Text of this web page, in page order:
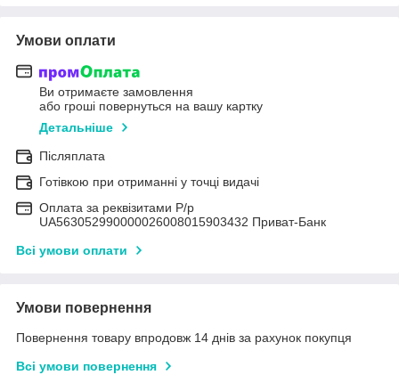
Умови оплати
Ви отримаєте замовлення
або гроші повернуться на вашу картку
Детальніше
Післяплата
Готівкою при отриманні у точці видачі
Оплата за реквізитами Р/р
UA563052990000026008015903432 Приват-Банк
Всі умови оплати
Умови повернення
Повернення товару впродовж 14 днів за рахунок покупця
Всі умови повернення